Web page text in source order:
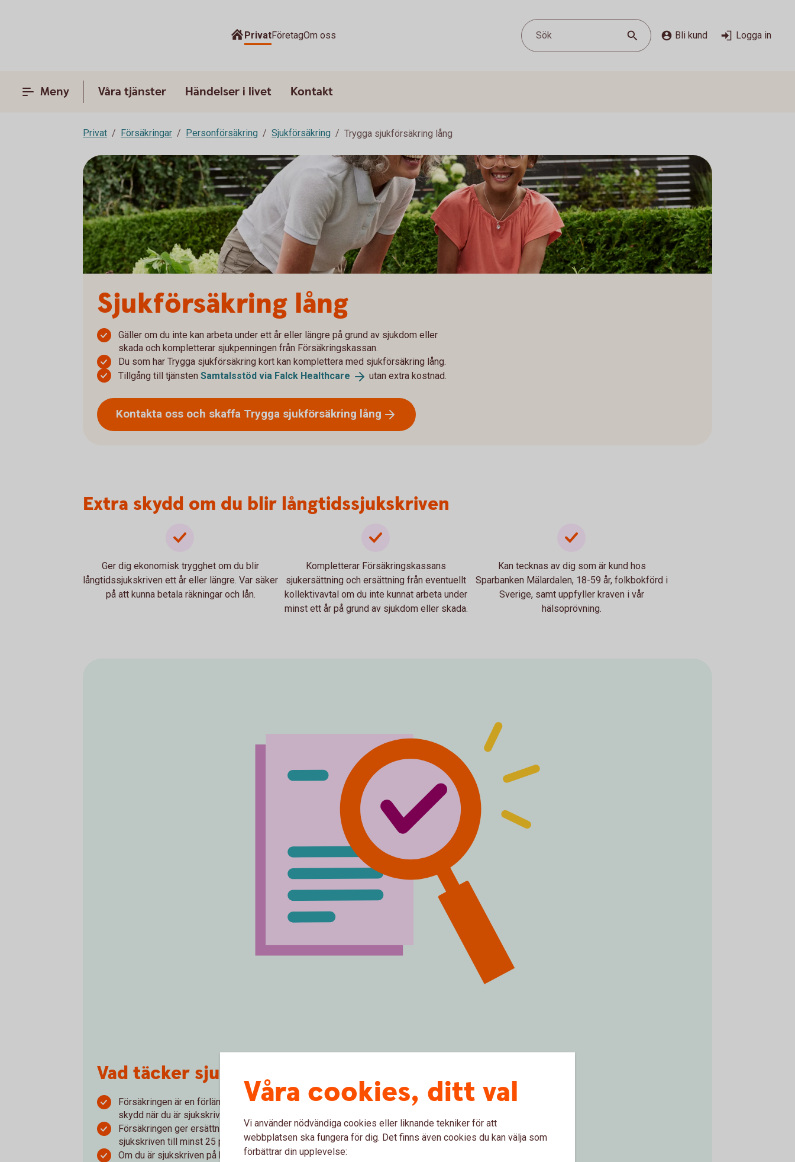
PrivatFöretagOm oss Sök Bli kund Logga in
Meny Våra tjänster Händelser i livet Kontakt
Privat Försäkringar Personförsäkring Sjukförsäkring Trygga sjukförsäkring lång
Sjukförsäkring lång
Gäller om du inte kan arbeta under ett år eller längre på grund av sjukdom eller
skada och kompletterar sjukpenningen från Försäkringskassan.
Du som har Trygga sjukförsäkring kort kan komplettera med sjukförsäkring lång.
Tillgång till tjänsten Samtalsstöd via Falck Healthcare utan extra kostnad.
Kontakta oss och skaffa Trygga sjukförsäkring lång
Extra skydd om du blir långtidssjukskriven
Ger dig ekonomisk trygghet om du blir
långtidssjukskriven ett år eller längre. Var säker
på att kunna betala räkningar och lån.
Kompletterar Försäkringskassans
sjukersättning och ersättning från eventuellt
kollektivavtal om du inte kunnat arbeta under
minst ett år på grund av sjukdom eller skada.
Kan tecknas av dig som är kund hos
Sparbanken Mälardalen, 18-59 år, folkbokförd i
Sverige, samt uppfyller kraven i vår
hälsoprövning.
Vad täcker sjukförsäkringen?
Försäkringen är en förlängning av Trygga sjukförsäkring kort och ger ekonomiskt
skydd när du är sjukskriven längre än ett år.
Försäkringen ger ersättning efter att du under 12 månader i följd har varit
sjukskriven till minst 25 procent på grund av sjukdom eller olycksfall.
Om du är sjukskriven på heltid får du hela försäkringsbeloppet utbetalat en gång per
Våra cookies, ditt val
Vi använder nödvändiga cookies eller liknande tekniker för att
webbplatsen ska fungera för dig. Det finns även cookies du kan välja som
förbättrar din upplevelse: